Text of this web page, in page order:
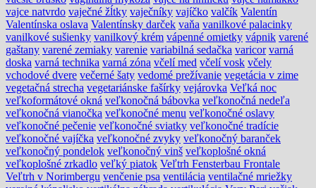
vajce natvrdo vaječné žĺtky vaječníky vajíčko valčík Valentín
Valentínska oslava Valentínsky darček vaňa vanilkové palacinky
vanilkové sušienky vanilkový krém vápenné omietky vápnik varené
gaštany varené zemiaky varenie variabilná sedačka varicor varná
doska varná technika varná zóna včelí med včelí vosk včely
vchodové dvere večerné šaty vedomé prežívanie vegetácia v zime
vegetačná strecha vegetariánske fašírky vejárovka Veľká noc
veľkoformátové okná veľkonočná bábovka veľkonočná nedeľa
veľkonočná vianočka veľkonočné menu veľkonočné oslavy
veľkonočné pečenie veľkonočné sviatky veľkonočné tradície
veľkonočné vajíčka veľkonočné zvyky veľkonočný baranček
veľkonočný pondelok veľkonočný vinš veľkoplošné okná
veľkoplošné zrkadlo veľký piatok Veľtrh Fensterbau Frontale
Veľtrh v Norimbergu venčenie psa ventilácia ventilačné mriežky